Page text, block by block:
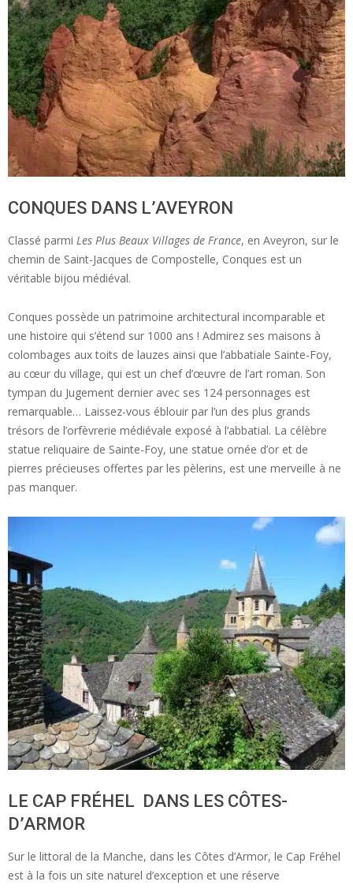
CONQUES DANS L’AVEYRON
Classé parmi Les Plus Beaux Villages de France, en Aveyron, sur le
chemin de Saint-Jacques de Compostelle, Conques est un
véritable bijou médiéval.
Conques possède un patrimoine architectural incomparable et
une histoire qui s’étend sur 1000 ans ! Admirez ses maisons à
colombages aux toits de lauzes ainsi que l’abbatiale Sainte-Foy,
au cœur du village, qui est un chef d’œuvre de l’art roman. Son
tympan du Jugement dernier avec ses 124 personnages est
remarquable… Laissez-vous éblouir par l’un des plus grands
trésors de l’orfèvrerie médiévale exposé à l’abbatial. La célèbre
statue reliquaire de Sainte-Foy, une statue ornée d’or et de
pierres précieuses offertes par les pèlerins, est une merveille à ne
pas manquer.
LE CAP FRÉHEL DANS LES CÔTES-
D’ARMOR
Sur le littoral de la Manche, dans les Côtes d’Armor, le Cap Fréhel
est à la fois un site naturel d’exception et une réserve